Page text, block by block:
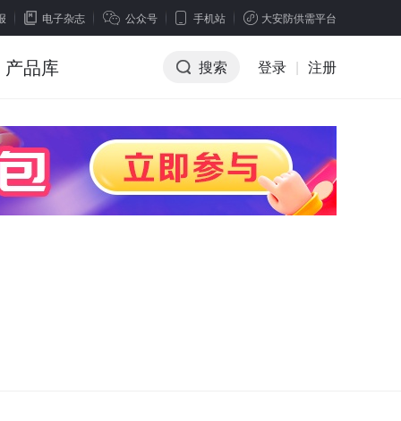
电子杂志 公众号 手机站 大安防供需平台
产品库 搜索 登录 | 注册